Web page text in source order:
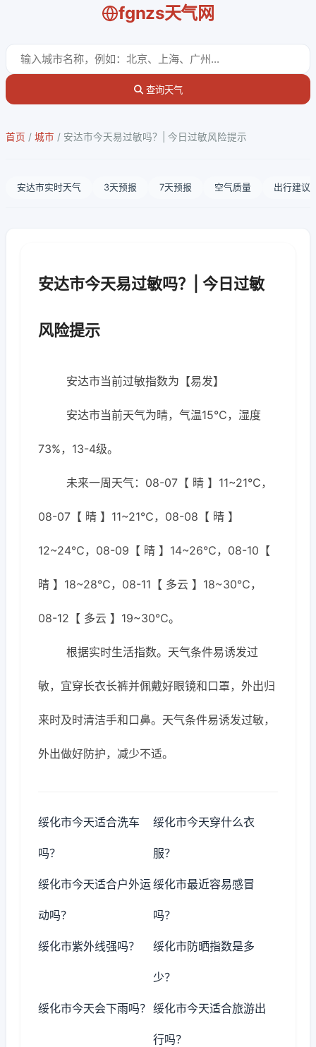
fgnzs天气网
查询天气
首页 / 城市 / 安达市今天易过敏吗？| 今日过敏风险提示
安达市实时天气 3天预报 7天预报 空气质量 出行建议
安达市今天易过敏吗？| 今日过敏
风险提示
安达市当前过敏指数为【易发】
安达市当前天气为晴，气温15℃，湿度
73%，13-4级。
未来一周天气：08-07【 晴 】11~21℃，
08-07【 晴 】11~21℃，08-08【 晴 】
12~24℃，08-09【 晴 】14~26℃，08-10【
晴 】18~28℃，08-11【 多云 】18~30℃，
08-12【 多云 】19~30℃。
根据实时生活指数。天气条件易诱发过
敏，宜穿长衣长裤并佩戴好眼镜和口罩，外出归
来时及时清洁手和口鼻。天气条件易诱发过敏，
外出做好防护，减少不适。
绥化市今天适合洗车
吗？
绥化市今天穿什么衣
服？
绥化市今天适合户外运
动吗？
绥化市最近容易感冒
吗？
绥化市紫外线强吗？ 绥化市防晒指数是多
少？
绥化市今天会下雨吗？ 绥化市今天适合旅游出
行吗？